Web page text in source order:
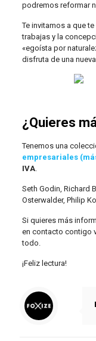
podremos reformar
Te invitamos a que
trabajas y la
«egoísta por
disfruta de una
¿Quieres
Tenemos una
empresariales
IVA.
Seth Godin, Richard
Osterwalder, Philip
Si quieres más
en contacto contigo
todo.
¡Feliz lectura!